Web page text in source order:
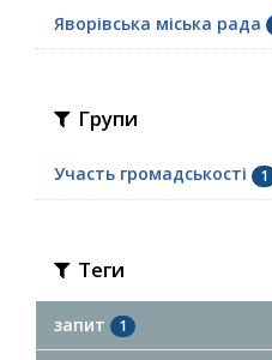
Яворівська міська рада
Групи
Участь громадськості 1
Теги
запит 1